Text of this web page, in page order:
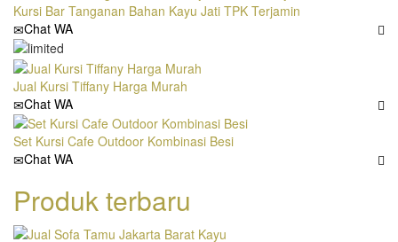
Kursi Bar Tanganan Bahan Kayu Jati TPK Terjamin
Chat WA
Jual Kursi Tiffany Harga Murah
Chat WA
Set Kursi Cafe Outdoor Kombinasi Besi
Chat WA
Produk terbaru